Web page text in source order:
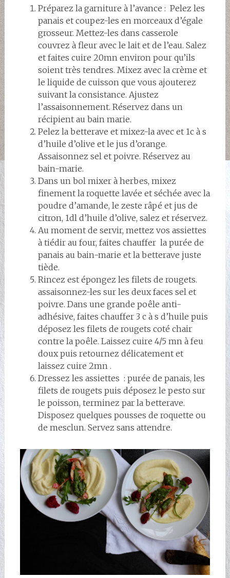
Préparez la garniture à l’avance : Pelez les
panais et coupez-les en morceaux d’égale
grosseur. Mettez-les dans casserole
couvrez à fleur avec le lait et de l’eau. Salez
et faites cuire 20mn environ pour qu’ils
soient très tendres. Mixez avec la crème et
le liquide de cuisson que vous ajouterez
suivant la consistance. Ajustez
l’assaisonnement. Réservez dans un
récipient au bain marie.
Pelez la betterave et mixez-la avec et 1c à s
d’huile d’olive et le jus d’orange.
Assaisonnez sel et poivre. Réservez au
bain-marie.
Dans un bol mixer à herbes, mixez
finement la roquette lavée et séchée avec la
poudre d’amande, le zeste râpé et jus de
citron, 1dl d’huile d’olive, salez et réservez.
Au moment de servir, mettez vos assiettes
à tiédir au four, faites chauffer la purée de
panais au bain-marie et la betterave juste
tiède.
Rincez est épongez les filets de rougets.
assaisonnez-les sur les deux faces sel et
poivre. Dans une grande poêle anti-
adhésive, faites chauffer 3 c à s d’huile puis
déposez les filets de rougets coté chair
contre la poêle. Laissez cuire 4/5 mn à feu
doux puis retournez délicatement et
laissez cuire 2mn .
Dressez les assiettes : purée de panais, les
filets de rougets puis déposez le pesto sur
le poisson, terminez par la betterave.
Disposez quelques pousses de roquette ou
de mesclun. Servez sans attendre.